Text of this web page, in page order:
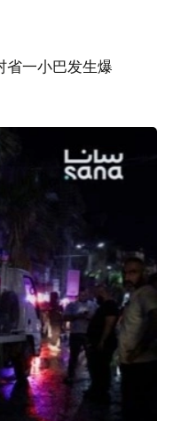
省一小巴发生爆